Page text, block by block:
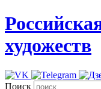
художеств
Поиск